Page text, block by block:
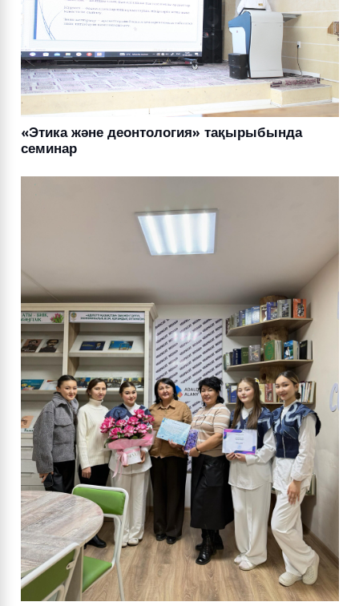
«Этика және деонтология» тақырыбында
семинар